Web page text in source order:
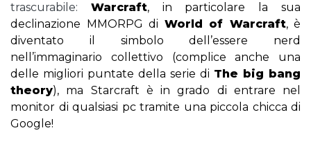
trascurabile: Warcraft, in particolare la sua
declinazione MMORPG di World of Warcraft, è
diventato il simbolo dell’essere nerd
nell’immaginario collettivo (complice anche una
delle migliori puntate della serie di The big bang
theory), ma Starcraft è in grado di entrare nel
monitor di qualsiasi pc tramite una piccola chicca di
Google!